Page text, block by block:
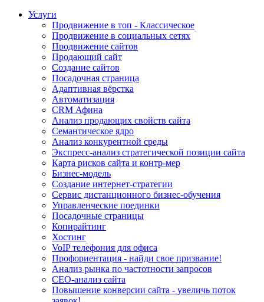
Услуги
Продвижение в топ - Классическое
Продвижение в социальных сетях
Продвижение сайтов
Продающий сайт
Создание сайтов
Посадочная страница
Адаптивная вёрстка
Автоматизация
CRM Афина
Анализ продающих свойств сайта
Семантическое ядро
Анализ конкурентной среды
Экспресс-анализ стратегической позиции сайта
Карта рисков сайта и контр-мер
Бизнес-модель
Создание интернет-стратегии
Сервис дистанционного бизнес-обучения
Управленческие поединки
Посадочные страницы
Копирайтинг
Хостинг
VoIP телефония для офиса
Профориентация - найди свое призвание!
Анализ рынка по частотности запросов
СЕО-анализ сайта
Повышение конверсии сайта - увеличь поток